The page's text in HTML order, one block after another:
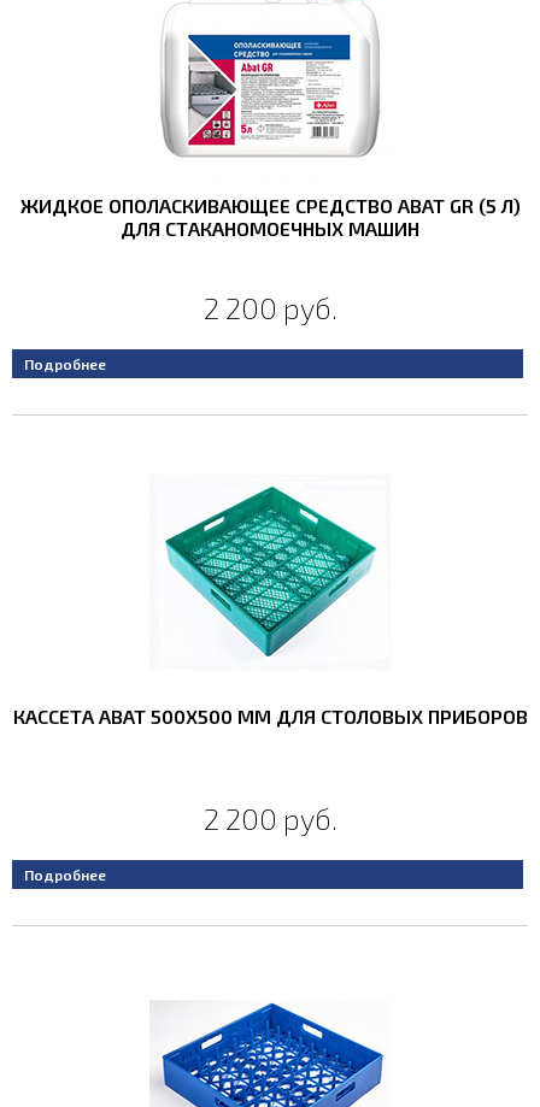
ЖИДКОЕ ОПОЛАСКИВАЮЩЕЕ СРЕДСТВО ABAT GR (5 Л)
ДЛЯ СТАКАНОМОЕЧНЫХ МАШИН
2 200 руб.
Подробнее
КАССЕТА ABAT 500X500 ММ ДЛЯ СТОЛОВЫХ ПРИБОРОВ
2 200 руб.
Подробнее